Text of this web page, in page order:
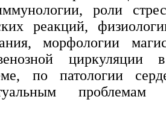
роли
реакций,
морфологии
циркуляции
по патологии
проблемам